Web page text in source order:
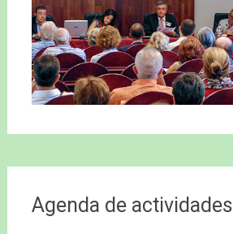
Agenda de actividades